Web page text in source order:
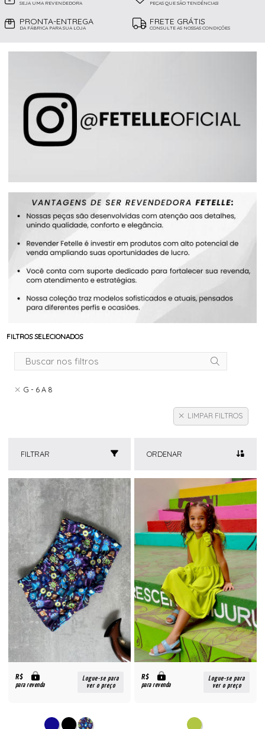
SEJA UMA REVENDEDORA PEÇAS QUE SÃO TENDÊNCIAS!
PRONTA-ENTREGA
DA FÁBRICA PARA SUA LOJA
FRETE GRÁTIS
CONSULTE AS NOSSAS CONDIÇÕES
FILTROS SELECIONADOS
G - 6 A 8
LIMPAR FILTROS
FILTRAR ORDENAR
R$
para revenda
Logue-se para
ver o preço
R$
para revenda
Logue-se para
ver o preço